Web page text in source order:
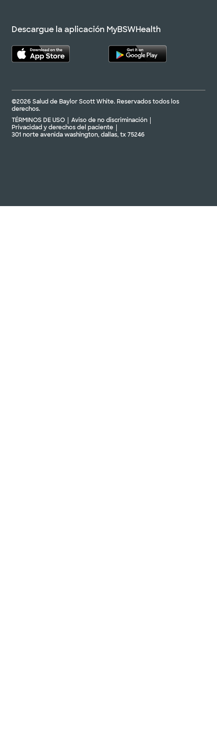
Descargue la aplicación MyBSWHealth
©2026 Salud de Baylor Scott White. Reservados todos los
derechos.
TÉRMINOS DE USO
Aviso de no discriminación
Privacidad y derechos del paciente
301 norte avenida washington, dallas, tx 75246